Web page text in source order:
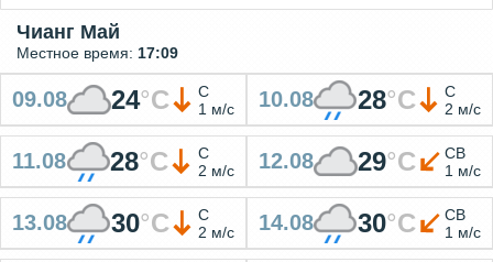
Чианг Май
Местное время: 17:09
09.08 24°C
С
1 м/с
10.08 28°C
С
2 м/с
11.08 28°C
С
2 м/с
12.08 29°C
СВ
1 м/с
13.08 30°C
С
2 м/с
14.08 30°C
СВ
1 м/с